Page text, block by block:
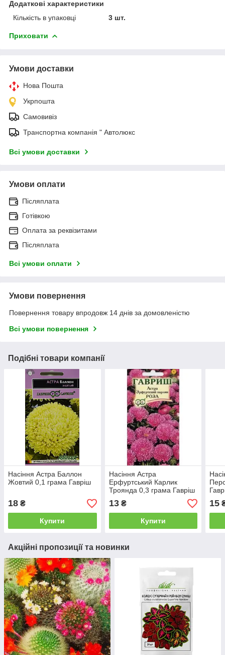
Додаткові характеристики
Кількість в упаковці
3 шт.
Приховати
Умови доставки
Нова Пошта
Укрпошта
Самовивіз
Транспортна компанія " Автолюкс
Всі умови доставки
Умови оплати
Післяплата
Готівкою
Оплата за реквізитами
Післяплата
Всі умови оплати
Умови повернення
Повернення товару впродовж 14 днів за домовленістю
Всі умови повернення
Подібні товари компанії
Насіння Астра Баллон
Жовтий 0,1 грама Гавріш
18 ₴
Купити
Насіння Астра
Ерфуртський Карлик
Троянда 0,3 грама Гавріш
13₴
Купити
15
Акційні пропозиції та новинки